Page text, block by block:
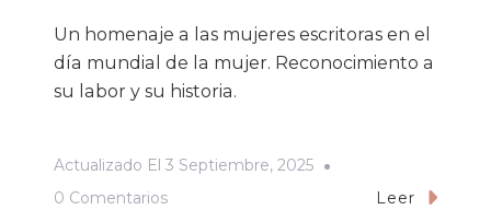
Un homenaje a las mujeres escritoras en el
día mundial de la mujer. Reconocimiento a
su labor y su historia.
Actualizado El 3 Septiembre, 2025
0 ComentariosEn
Leer